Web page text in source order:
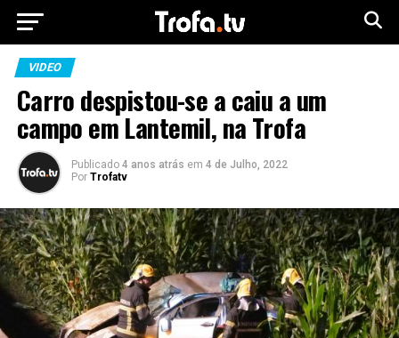
VIDEO
Carro despistou-se a caiu a um
campo em Lantemil, na Trofa
Publicado 4 anos atrás em 4 de Julho, 2022
Por Trofatv